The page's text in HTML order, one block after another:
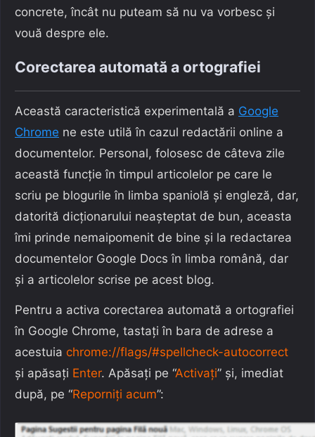
concrete, încât nu puteam să nu va vorbesc și
vouă despre ele.
Corectarea automată a ortografiei
Această caracteristică experimentală a Google
Chrome ne este utilă în cazul redactării online a
documentelor. Personal, folosesc de câteva zile
această funcție în timpul articolelor pe care le
scriu pe blogurile în limba spaniolă și engleză, dar,
datorită dicționarului neașteptat de bun, aceasta
îmi prinde nemaipomenit de bine și la redactarea
documentelor Google Docs în limba română, dar
și a articolelor scrise pe acest blog.
Pentru a activa corectarea automată a ortografiei
în Google Chrome, tastați în bara de adrese a
acestuia chrome://flags/#spellcheck-autocorrect
și apăsați Enter. Apăsați pe “Activați” și, imediat
după, pe “Reporniți acum”: